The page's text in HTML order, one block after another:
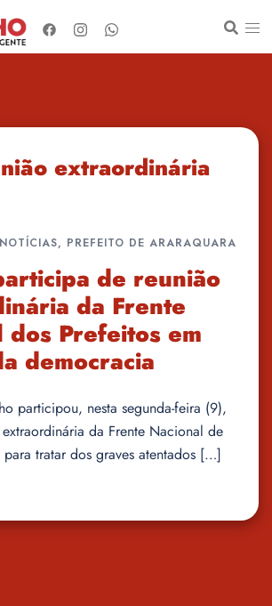
extraordinária
NOTÍCIAS, PREFEITO DE ARARAQUARA
de reunião
da Frente
dos Prefeitos em
democracia
participou, nesta segunda-feira (9),
da Frente Nacional de
para tratar dos graves atentados […]